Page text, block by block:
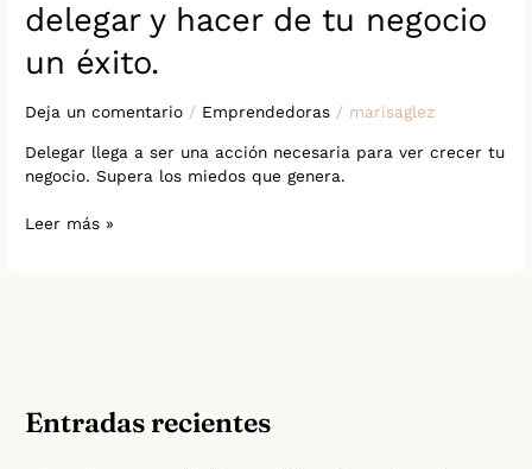
delegar y hacer de tu negocio
un éxito.
Deja un comentario / Emprendedoras / marisaglez
Delegar llega a ser una acción necesaria para ver crecer tu
negocio. Supera los miedos que genera.
Leer más »
Entradas recientes